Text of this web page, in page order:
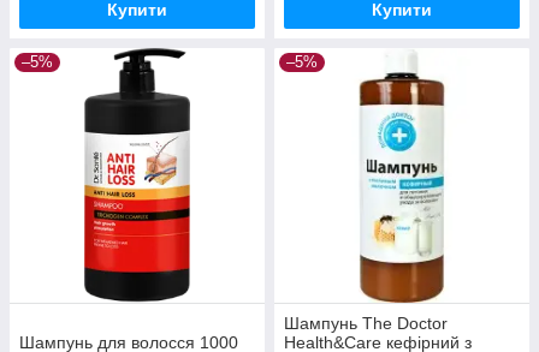
Купити Купити
–5%
Шампунь для волосся 1000
–5%
Шампунь The Doctor
Health&Care кефірний з